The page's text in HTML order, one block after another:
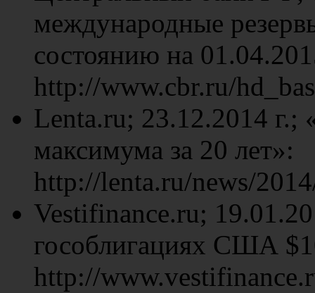
международные
состоянию на
http://www.cbr.ru/
Lenta.ru; 23.12.2014 г.;
максимума за 20 лет»:
http://lenta.ru/news/
Vestifinance.ru;
гособлигациях США
http://